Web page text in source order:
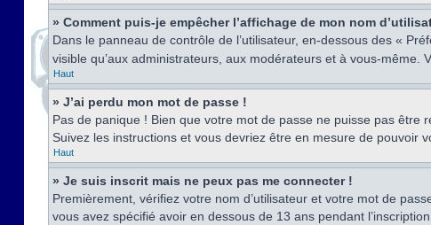
» Comment puis-je empêcher l’affichage de mon nom
Dans le panneau de contrôle de l’utilisateur, en-dessous des «
visible qu’aux administrateurs, aux modérateurs et à vous-même.
Haut
» J’ai perdu mon mot de passe !
Pas de panique ! Bien que votre mot de passe ne puisse pas
Suivez les instructions et vous devriez être en mesure de pouvoir
Haut
» Je suis inscrit mais ne peux pas me connecter !
Premièrement, vérifiez votre nom d’utilisateur et votre mot de
vous avez spécifié avoir en dessous de 13 ans pendant